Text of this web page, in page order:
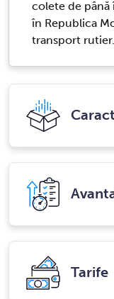
colete de până
în Republica
transport rutier.
Tarife